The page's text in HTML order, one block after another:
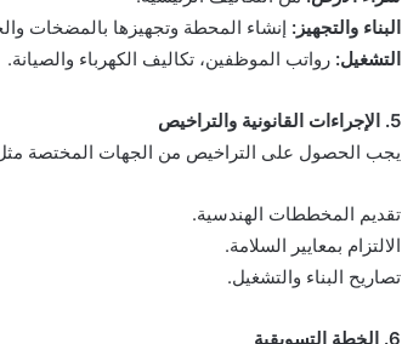
البناء والتجهيز: إنشاء المحطة وتجهيزها بالمضخات
التشغيل: رواتب الموظفين، تكاليف الكهرباء والصيانة.
5. الإجراءات القانونية والتراخيص
يجب الحصول على التراخيص من الجهات المختصة مثل
تقديم المخططات الهندسية.
الالتزام بمعايير السلامة.
تصاريح البناء والتشغيل.
6. الخطة التسويقية